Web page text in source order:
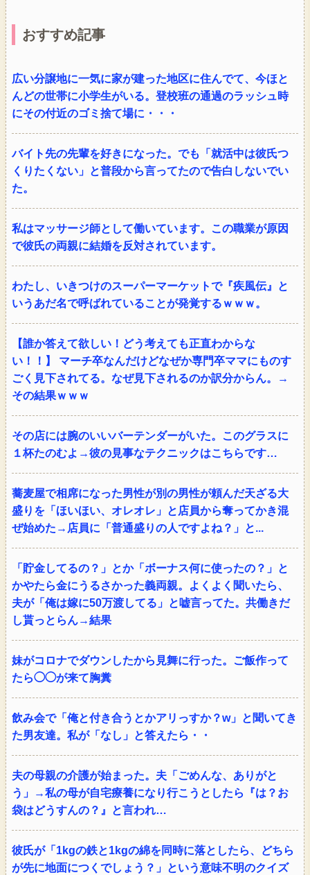
おすすめ記事
広い分譲地に一気に家が建った地区に住んでて、今ほと
んどの世帯に小学生がいる。登校班の通過のラッシュ時
にその付近のゴミ捨て場に・・・
バイト先の先輩を好きになった。でも「就活中は彼氏つ
くりたくない」と普段から言ってたので告白しないでい
た。
私はマッサージ師として働いています。この職業が原因
で彼氏の両親に結婚を反対されています。
わたし、いきつけのスーパーマーケットで『疾風伝』と
いうあだ名で呼ばれていることが発覚するｗｗｗ。
【誰か答えて欲しい！どう考えても正直わからな
い！！】 マーチ卒なんだけどなぜか専門卒ママにものす
ごく見下されてる。なぜ見下されるのか訳分からん。→
その結果ｗｗｗ
その店には腕のいいバーテンダーがいた。このグラスに
１杯たのむよ→彼の見事なテクニックはこちらです…
蕎麦屋で相席になった男性が別の男性が頼んだ天ざる大
盛りを「ほいほい、オレオレ」と店員から奪ってかき混
ぜ始めた→店員に「普通盛りの人ですよね？」と...
「貯金してるの？」とか「ボーナス何に使ったの？」と
かやたら金にうるさかった義両親。よくよく聞いたら、
夫が「俺は嫁に50万渡してる」と嘘言ってた。共働きだ
し貰っとらん→結果
妹がコロナでダウンしたから見舞に行った。ご飯作って
たら◯◯が来て胸糞
飲み会で「俺と付き合うとかアリっすか？w」と聞いてき
た男友達。私が「なし」と答えたら・・
夫の母親の介護が始まった。夫「ごめんな、ありがと
う」→私の母が自宅療養になり行こうとしたら『は？お
袋はどうすんの？』と言われ…
彼氏が「1kgの鉄と1kgの綿を同時に落としたら、どちら
が先に地面につくでしょう？」という意味不明のクイズ